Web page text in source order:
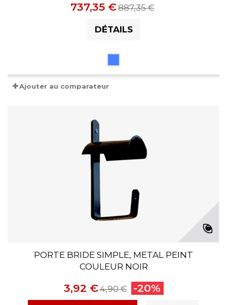
737,35 €887,35 €
DÉTAILS
Ajouter au comparateur
PORTE BRIDE SIMPLE, METAL PEINT
COULEUR NOIR
3,92 €4,90 € -20%